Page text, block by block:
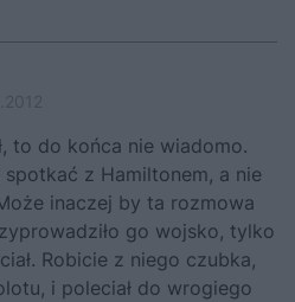
to do końca nie wiadomo.
spotkać z Hamiltonem, a nie
inaczej by ta rozmowa
go wojsko, tylko
Robicie z niego czubka,
i poleciał do wrogiego